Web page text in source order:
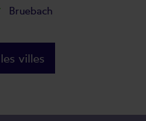
Bruebach
villes